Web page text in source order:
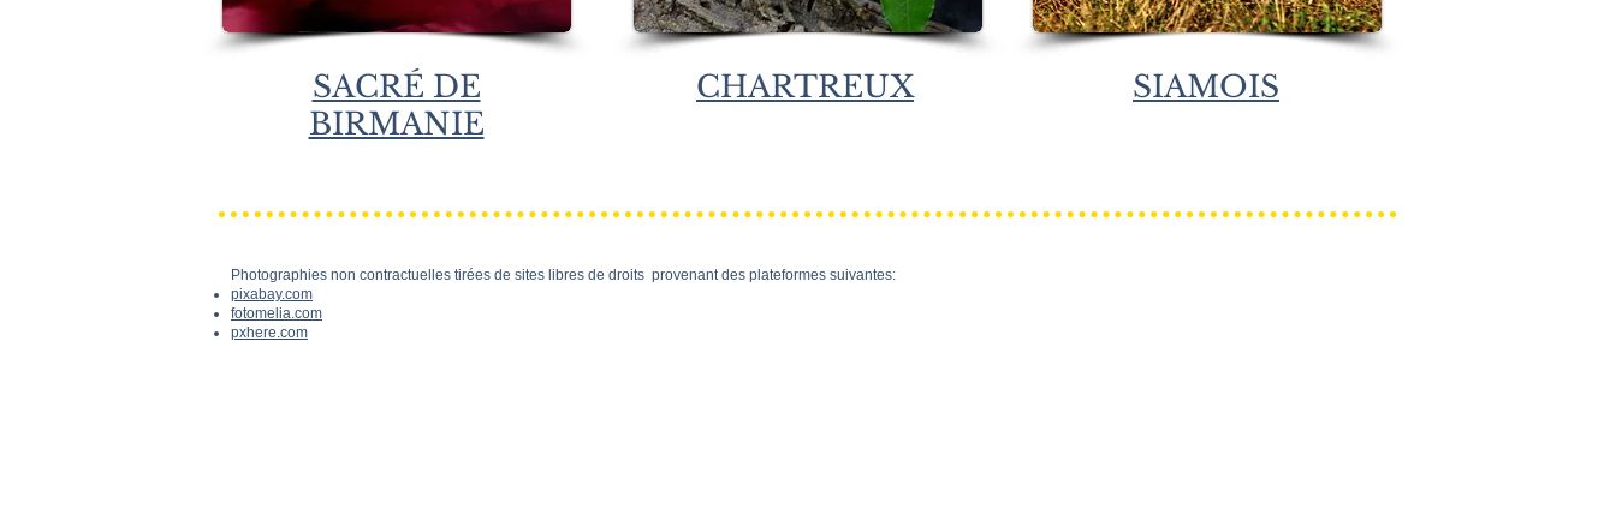
SACRÉ DE
BIRMANIE
CHARTREUX SIAMOIS
Photographies non contractuelles tirées de sites libres de droits provenant des plateformes suivantes:
pixabay.com
fotomelia.com
pxhere.com